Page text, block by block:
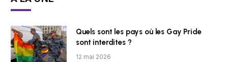
Quels sont les pays où les Gay Pride
sont interdites ?
12 mai 2026